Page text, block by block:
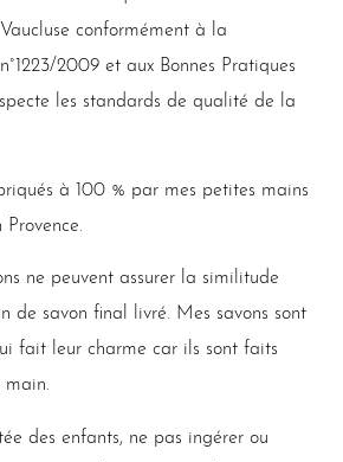
conformément à la
2009 et aux Bonnes Pratiques
les standards de qualité de la
à 100 % par mes petites mains
ne peuvent assurer la similitude
de savon final livré. Mes savons sont
fait leur charme car ils sont faits
des enfants, ne pas ingérer ou